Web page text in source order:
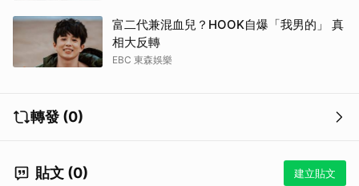
富二代兼混血兒？HOOK自爆「我男的」 真
相大反轉
EBC 東森娛樂
轉發 (0)
貼文 (0) 建立貼文